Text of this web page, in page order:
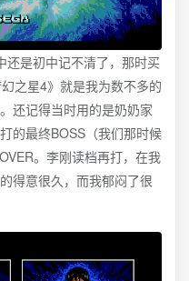
是初中记不清了，那时买
之星4》就是我为数不多的
还记得当时用的是奶奶家
的最终BOSS（我们那时候
。李刚读档再打，在我
得意很久，而我郁闷了很